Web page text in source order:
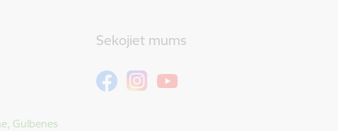
Gulbenes
Sekojiet mums